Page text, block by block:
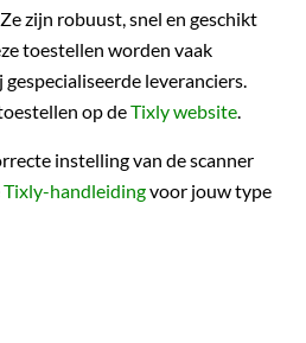
zijn robuust, snel en geschikt
toestellen worden vaak
leveranciers.
op deTixly website.
instelling van de scanner
Tixly-handleidingvoor jouw type